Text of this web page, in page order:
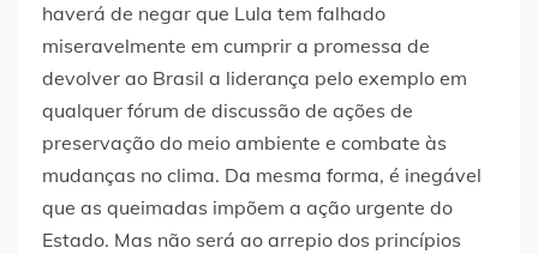
haverá de negar que Lula tem falhado
miseravelmente em cumprir a promessa de
devolver ao Brasil a liderança pelo exemplo em
qualquer fórum de discussão de ações de
preservação do meio ambiente e combate às
mudanças no clima. Da mesma forma, é inegável
que as queimadas impõem a ação urgente do
Estado. Mas não será ao arrepio dos princípios